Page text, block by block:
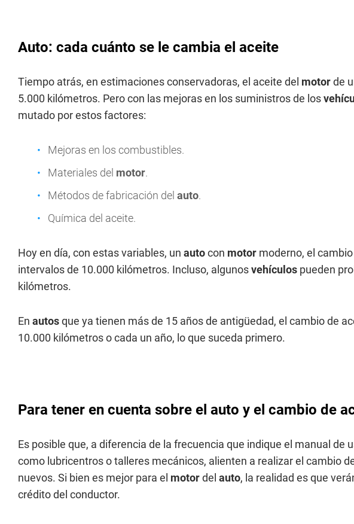
Auto: cada cuánto se le cambia el aceite
Tiempo atrás, en estimaciones conservadoras, el aceite del motorde
5.000 kilómetros. Pero con las mejoras en los suministros de los
mutado por estos factores:
Mejoras en los combustibles.
Materiales del motor.
Métodos de fabricación del auto.
Química del aceite.
Hoy en día, con estas variables, un autocon motor moderno, el
intervalos de 10.000 kilómetros. Incluso, algunosvehículos pueden
kilómetros.
En autosque ya tienen más de 15 años de antigüedad, el cambio de
10.000 kilómetros o cada un año, lo que suceda primero.
Para tener en cuenta sobre el auto y el cambio de
Es posible que, a diferencia de la frecuencia que indique el manual de
como lubricentros o talleres mecánicos, alienten a realizar el cambio
nuevos. Si bien es mejor para el motordel auto, la realidad es que
crédito del conductor.